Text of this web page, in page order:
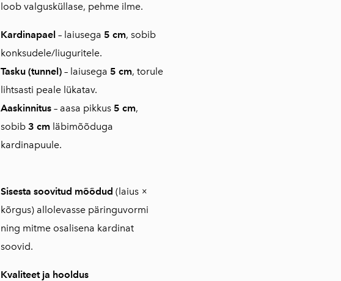
loob valgusküllase, pehme ilme.
Kardinapael– laiusega 5 cm, sobib
konksudele/liuguritele.
Tasku (tunnel)– laiusega 5 cm, torule
lihtsasti peale lükatav.
Aaskinnitus– aasa pikkus 5 cm,
sobib 3 cmläbimõõduga
kardinapuule.
Sisesta soovitud mõõdud (laius ×
kõrgus) allolevasse päringuvormi
ning mitme osalisena kardinat
soovid.
Kvaliteet ja hooldus